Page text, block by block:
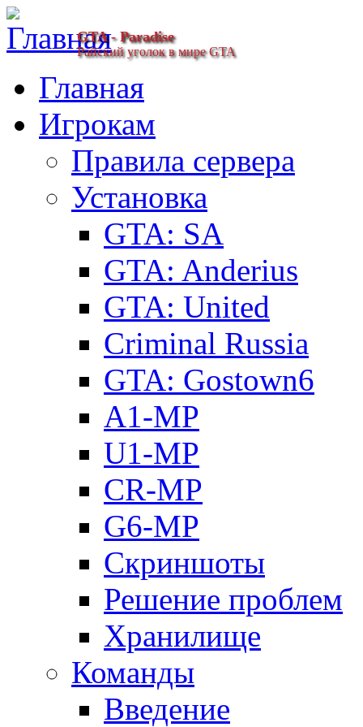
GTA - Paradise
Райский уголок в мире GTA
Главная
Игрокам
Правила сервера
Установка
GTA: SA
GTA: Anderius
GTA: United
Criminal Russia
GTA: Gostown6
A1-MP
U1-MP
CR-MP
G6-MP
Скриншоты
Решение проблем
Хранилище
Команды
Введение